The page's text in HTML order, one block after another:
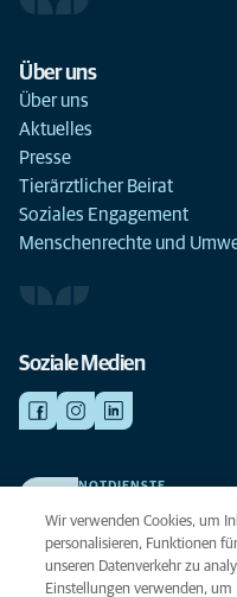
Über uns
Über uns
Aktuelles
Presse
Tierärztlicher Beirat
Soziales Engagement
Menschenrechte und
Soziale Medien
NOTDIENSTE
beste Versorgung verdient.
Wir verwenden Cookies, um
personalisieren, Funktionen
unseren Datenverkehr zu
Einstellungen verwenden,